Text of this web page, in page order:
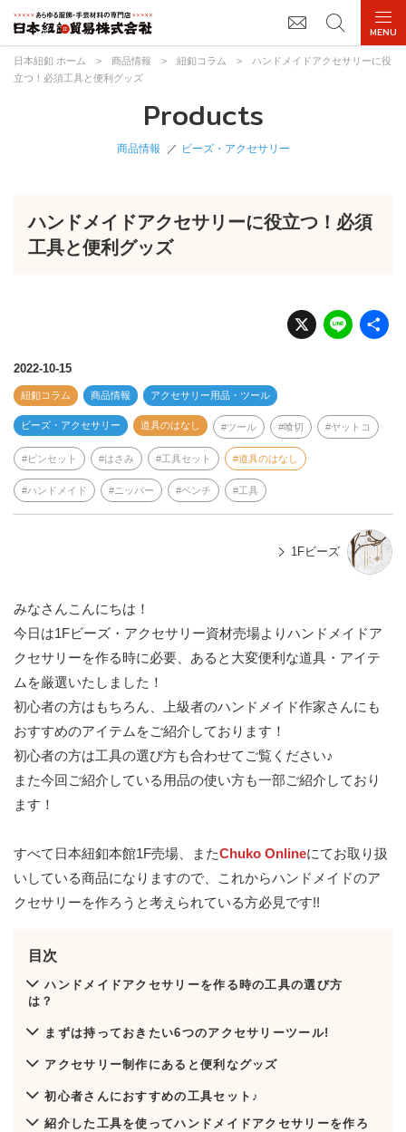
日本紐釦 ホーム > 商品情報 > 紐釦コラム >
ハンドメイドアクセサリーに役
立つ！必須工具と便利グッズ
Products
商品情報 ビーズ・アクセサリー
ハンドメイドアクセサリーに役立つ！必須
工具と便利グッズ
X Li
n
2022-10-15
紐釦コラム 商品情報 アクセサリー用品・ツール
ビーズ・アクセサリー 道具のはなし ツール 喰切 ヤットコ
ピンセット はさみ 工具セット 道具のはなし
ハンドメイド ニッパー ペンチ 工具
1Fビーズ
みなさんこんにちは！
今日は1Fビーズ・アクセサリー資材売場よりハンドメイドア
クセサリーを作る時に必要、あると大変便利な道具・アイテ
ムを厳選いたしました！
初心者の方はもちろん、上級者のハンドメイド作家さんにも
おすすめのアイテムをご紹介しております！
初心者の方は工具の選び方も合わせてご覧ください♪
また今回ご紹介している用品の使い方も一部ご紹介しており
ます！
すべて日本紐釦本館1F売場、またChuko Onlineにてお取り扱
いしている商品になりますので、これからハンドメイドのア
クセサリーを作ろうと考えられている方必見です!!
目次
ハンドメイドアクセサリーを作る時の工具の選び方
は？
まずは持っておきたい6つのアクセサリーツール!
アクセサリー制作にあると便利なグッズ
初心者さんにおすすめの工具セット♪
紹介した工具を使ってハンドメイドアクセサリーを作ろ